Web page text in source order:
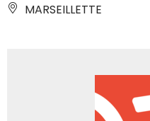
MARSEILLETTE